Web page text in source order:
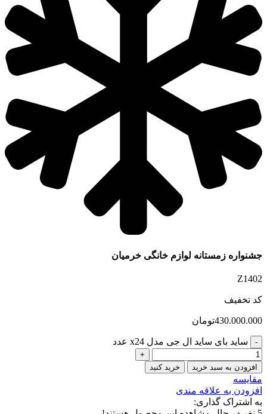
جشنواره زمستانه لوازم خانگی خرمیان
Z1402
کد تخفیف
430.000.000تومان
ساید بای ساید ال جی مدل x24 عدد
افزودن به سبد خرید خرید کنید
مقایسه
افزودن به علاقه مندی
به اشتراک گذاری: